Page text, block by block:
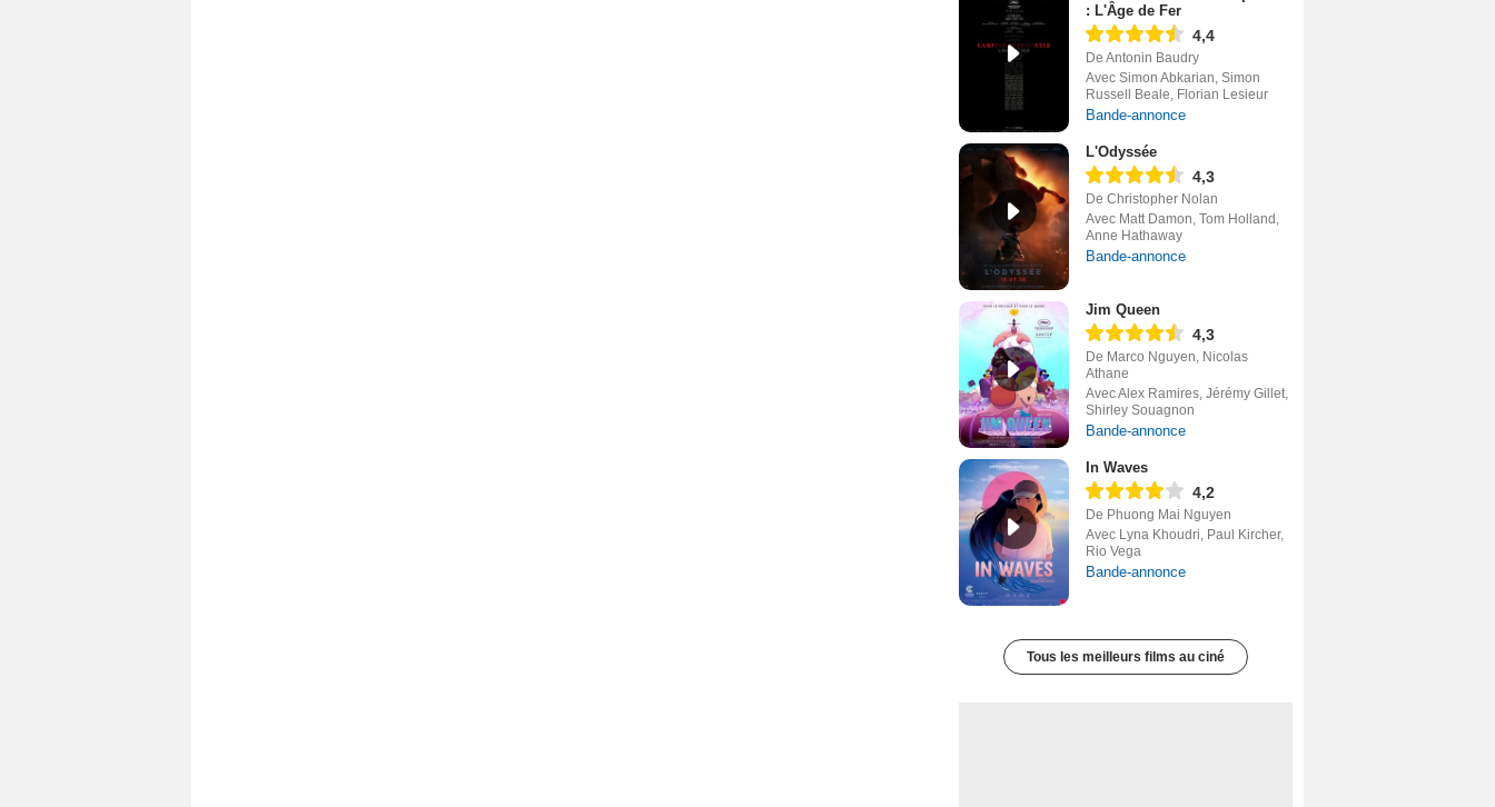
: L'Âge de Fer
4,4
De Antonin Baudry
Avec Simon Abkarian, Simon
Russell Beale, Florian Lesieur
Bande-annonce
L'Odyssée
4,3
De Christopher Nolan
Avec Matt Damon, Tom Holland,
Anne Hathaway
Bande-annonce
Jim Queen
4,3
De Marco Nguyen, Nicolas
Athane
Avec Alex Ramires, Jérémy Gillet,
Shirley Souagnon
Bande-annonce
In Waves
4,2
De Phuong Mai Nguyen
Avec Lyna Khoudri, Paul Kircher,
Rio Vega
Bande-annonce
Tous les meilleurs films au ciné